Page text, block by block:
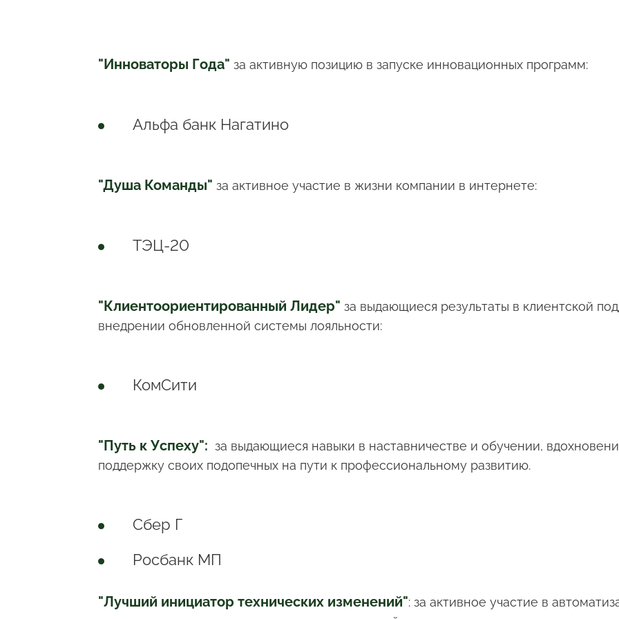
"Инноваторы Года" за активную позицию в запуске инновационных программ:
Альфа банк Нагатино
"Душа Команды" за активное участие в жизни компании в интернете:
ТЭЦ-20
"Клиентоориентированный Лидер" за выдающиеся результаты в клиентской
внедрении обновленной системы лояльности:
КомСити
"Путь к Успеху": за выдающиеся навыки в наставничестве и обучении,
поддержку своих подопечных на пути к профессиональному развитию.
Сбер Г
Росбанк МП
"Лучший инициатор технических изменений": за активное участие в